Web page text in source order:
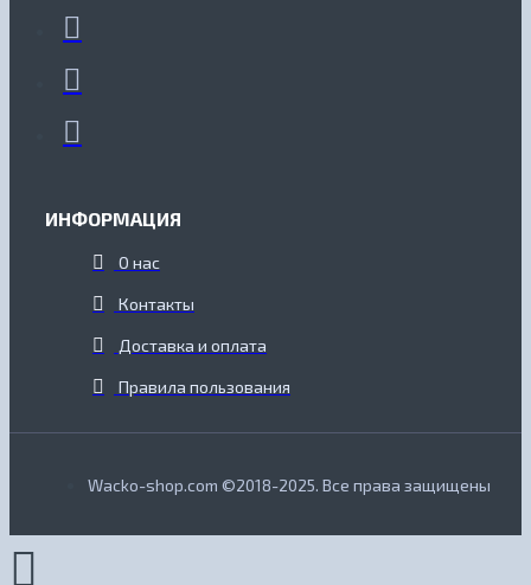
ИНФОРМАЦИЯ
О нас
Контакты
Доставка и оплата
Правила пользования
Wacko-shop.com ©2018-2025. Все права защищены